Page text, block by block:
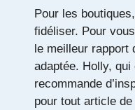
Pour les
fidéliser. Pour
le meilleur rapport
adaptée. Holly,
recommande
pour tout article de